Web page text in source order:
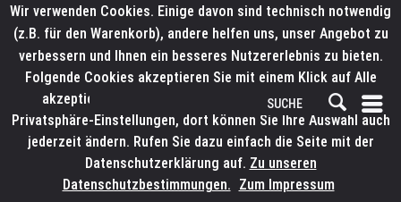
ÜBERSICHT ERSATZTEILE
Wir verwenden Cookies. Einige davon sind technisch notwendig
(z.B. für den Warenkorb), andere helfen uns, unser Angebot zu
verbessern und Ihnen ein besseres Nutzererlebnis zu bieten.
Folgende Cookies akzeptieren Sie mit einem Klick auf Alle
akzeptieren. Weitere Informationen finden Sie in den
Privatsphäre-Einstellungen, dort können Sie Ihre Auswahl auch
jederzeit ändern. Rufen Sie dazu einfach die Seite mit der
Datenschutzerklärung auf. Zu unseren
Datenschutzbestimmungen. Zum Impressum